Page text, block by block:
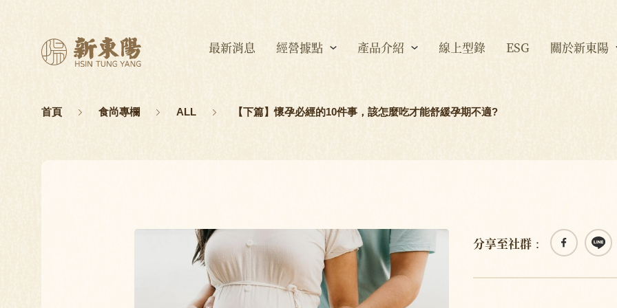
最新消息 經營據點 產品介紹 線上型錄 ESG 關於新東陽
首頁 食尚專欄 ALL 【下篇】懷孕必經的10件事，該怎麼吃才能舒緩孕期不適?
分享至社群：